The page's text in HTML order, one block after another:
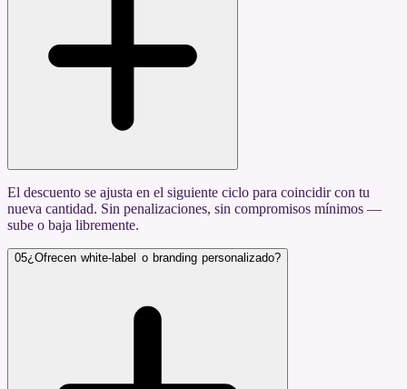
El descuento se ajusta en el siguiente ciclo para coincidir con tu
nueva cantidad. Sin penalizaciones, sin compromisos mínimos —
sube o baja libremente.
05¿Ofrecen white-label o branding personalizado?